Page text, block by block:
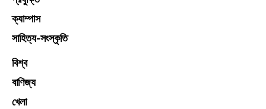
ক্যাম্পাস
সাহিত্য-সংস্কৃতি
বিশ্ব
বাণিজ্য
খেলা